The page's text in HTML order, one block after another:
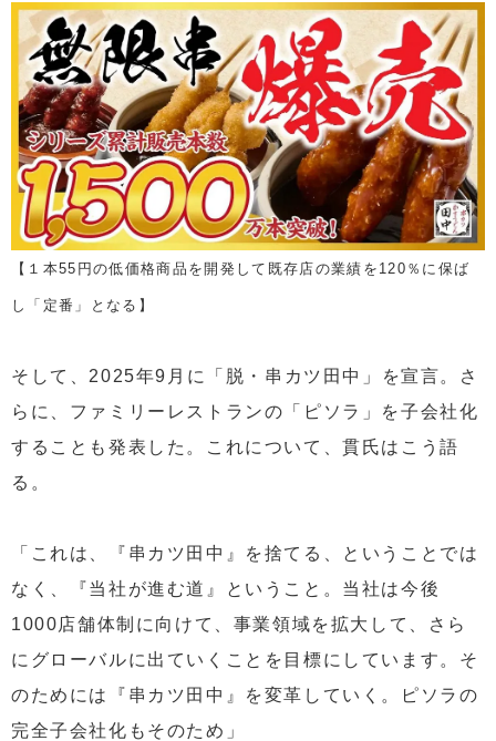
【１本55円の低価格商品を開発して既存店の業績を120％に保ば
し「定番」となる】
そして、2025年9月に「脱・串カツ田中」を宣言。さ
らに、ファミリーレストランの「ピソラ」を子会社化
することも発表した。これについて、貫氏はこう語
る。
「これは、『串カツ田中』を捨てる、ということでは
なく、『当社が進む道』ということ。当社は今後
1000店舗体制に向けて、事業領域を拡大して、さら
にグローバルに出ていくことを目標にしています。そ
のためには『串カツ田中』を変革していく。ピソラの
完全子会社化もそのため」